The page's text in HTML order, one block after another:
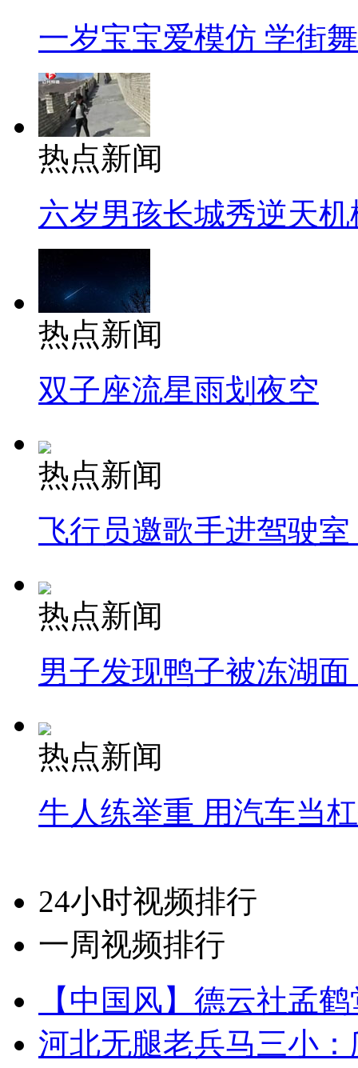
一岁宝宝爱模仿 学街
热点新闻
六岁男孩长城秀逆天机
热点新闻
双子座流星雨划夜空
热点新闻
飞行员邀歌手进驾驶
热点新闻
男子发现鸭子被冻湖
热点新闻
牛人练举重 用汽车当
24小时视频排行
一周视频排行
【中国风】德云社孟
河北无腿老兵马三小